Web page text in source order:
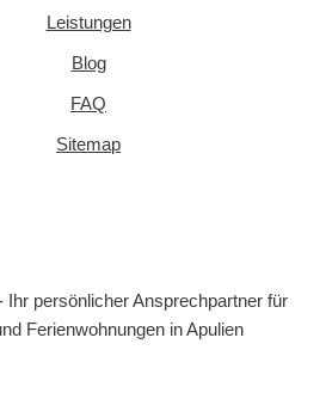
Leistungen
Blog
FAQ
Sitemap
Ihr persönlicher Ansprechpartner für
Ferienwohnungen in Apulien